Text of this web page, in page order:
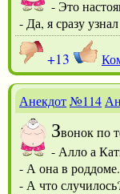
- Это
- Да, я сразу
+13
Анекдот№114
Звонок по
- Алло а
- А она в роддоме.
- А что